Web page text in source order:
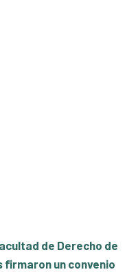
de Derecho de
firmaron un convenio